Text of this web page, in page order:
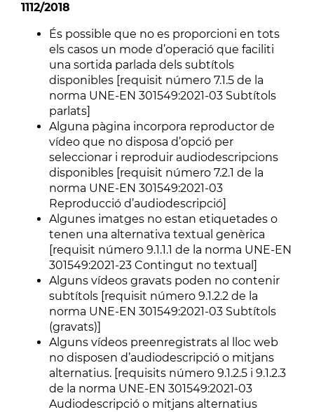
1112/2018
És possible que no es proporcioni en tots
els casos un mode d’operació que faciliti
una sortida parlada dels subtítols
disponibles [requisit número 7.1.5 de la
norma UNE-EN 301549:2021-03 Subtítols
parlats]
Alguna pàgina incorpora reproductor de
vídeo que no disposa d’opció per
seleccionar i reproduir audiodescripcions
disponibles [requisit número 7.2.1 de la
norma UNE-EN 301549:2021-03
Reproducció d’audiodescripció]
Algunes imatges no estan etiquetades o
tenen una alternativa textual genèrica
[requisit número 9.1.1.1 de la norma UNE-EN
301549:2021-23 Contingut no textual]
Alguns vídeos gravats poden no contenir
subtítols [requisit número 9.1.2.2 de la
norma UNE-EN 301549:2021-03 Subtítols
(gravats)]
Alguns vídeos preenregistrats al lloc web
no disposen d’audiodescripció o mitjans
alternatius. [requisits número 9.1.2.5 i 9.1.2.3
de la norma UNE-EN 301549:2021-03
Audiodescripció o mitjans alternatius